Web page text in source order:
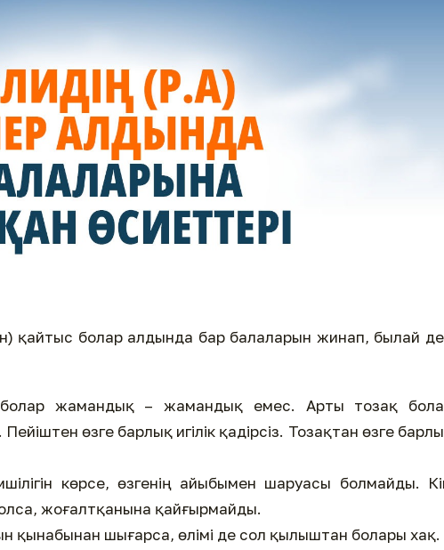
қайтыс болар алдында бар балаларын жинап, былай
жамандық – жамандық емес. Арты тозақ
өзге барлық игілік қадірсіз. Тозақтан өзге
көрсе, өзгенің айыбымен шаруасы болмайды.
жоғалтқанына қайғырмайды.
қынабынан шығарса, өлімі де сол қылыштан болары хақ.